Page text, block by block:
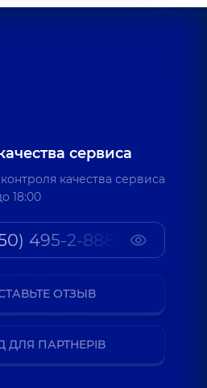
сервиса
качества сервиса
18:00
495-2-888
ОТЗЫВ
ДЛЯ ПАРТНЕРІВ